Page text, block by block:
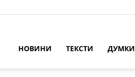
НОВИНИ ТЕКСТИ ДУМКИ